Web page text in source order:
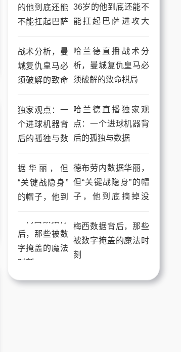
36岁的他到底还能不
能扛起巴萨进攻大
哈兰德直播战术分
析，曼城复仇皇马必
须破解的致命棋局
哈兰德直播独家观
点：一个进球机器背
后的孤独与数据
德布劳内数据华丽，
但“关键战隐身”的帽
子，他到底摘掉没
梅西数据背后，那些
被数字掩盖的魔法时
刻